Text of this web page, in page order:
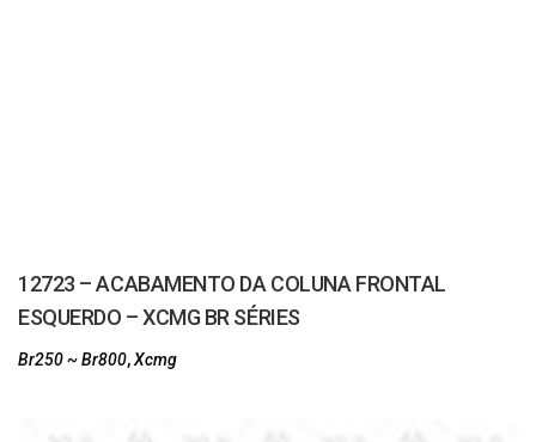
12723 – ACABAMENTO DA COLUNA FRONTAL
ESQUERDO – XCMG BR SÉRIES
Br250 ~ Br800,Xcmg